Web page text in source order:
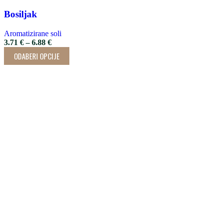
Bosiljak
Aromatizirane soli
3.71 € – 6.88 €
ODABERI OPCIJE